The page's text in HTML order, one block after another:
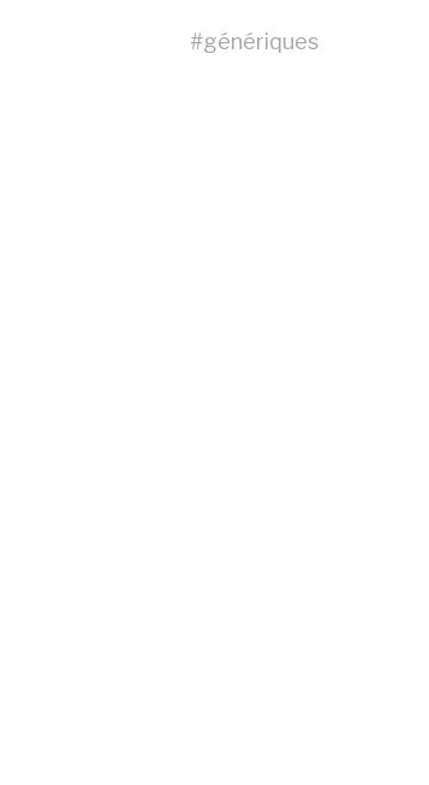
#génériques